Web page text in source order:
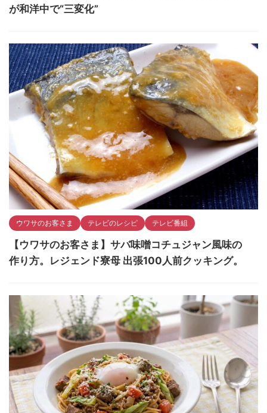
が和洋中で“三変化”
ウワサのお客さま テレビのレシピ テレビ番組
【ウワサのお客さま】サバ味噌コチュジャン風味の
作り方。レジェンド寮母 出張100人前クッキング。